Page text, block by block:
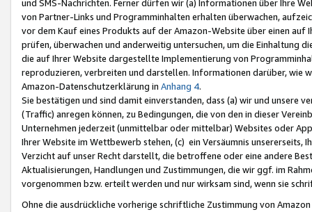
und SMS-Nachrichten. Ferner dürfen wir (a) Informationen über Ihre
von Partner-Links und Programminhalten erhalten überwachen,
vor dem Kauf eines Produkts auf der Amazon-Website über einen
prüfen, überwachen und anderweitig untersuchen, um die Einhaltung
die auf Ihrer Website dargestellte Implementierung von
reproduzieren, verbreiten und darstellen. Informationen darüber, wie
Amazon-Datenschutzerklärung in Anhang 4.
Sie bestätigen und sind damit einverstanden, dass (a) wir und
(Traffic) anregen können, zu Bedingungen, die von den in dieser
Unternehmen jederzeit (unmittelbar oder mittelbar) Websites oder
Ihrer Website im Wettbewerb stehen, (c) ein Versäumnis unsererseits,
Verzicht auf unser Recht darstellt, die betroffene oder eine andere
Aktualisierungen, Handlungen und Zustimmungen, die wir ggf. im
vorgenommen bzw. erteilt werden und nur wirksam sind, wenn sie
Ohne die ausdrückliche vorherige schriftliche Zustimmung von